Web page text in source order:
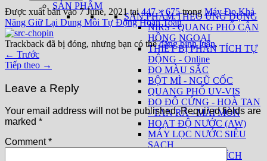
SẢN PHẨM
SẢN PHẨM THEO ỨNG DỤNG
NIRS - QUANG PHỔ CẬN
HỒNG NGOẠI
THIẾT BỊ PHÂN TÍCH TỰ
ĐỘNG - Online
ĐO MÀU SẮC
BỘT MÌ - NGŨ CỐC
QUANG PHỔ UV-VIS
ĐO ĐỘ CỨNG - HOÀ TAN
- TAN RÃ - MÀI MÒN
HOẠT ĐỘ NƯỚC (AW)
MÁY LỌC NƯỚC SIÊU
SẠCH
THIẾT BỊ PHÂN TÍCH
Được xuất bản vào7 June, 2021tại447 × 675trong Máy Đo Khả
Năng Giữ Lại Dung Môi Tự Động Hoàn Toàn
Trackback đã bị đóng, nhưng bạn có thểđăng bình luận.
← Trước
Tiếp theo →
Leave a Reply
Your email address will not be published. Required fields are
marked *
Comment*